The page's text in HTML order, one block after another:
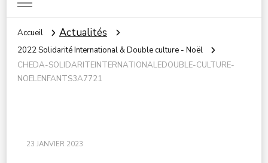
Accueil Actualités
2022 Solidarité International & Double culture - Noël
CHEDA-SOLIDARITEINTERNATIONALEDOUBLE-CULTURE-
NOELENFANTS3A7721
23 JANVIER 2023